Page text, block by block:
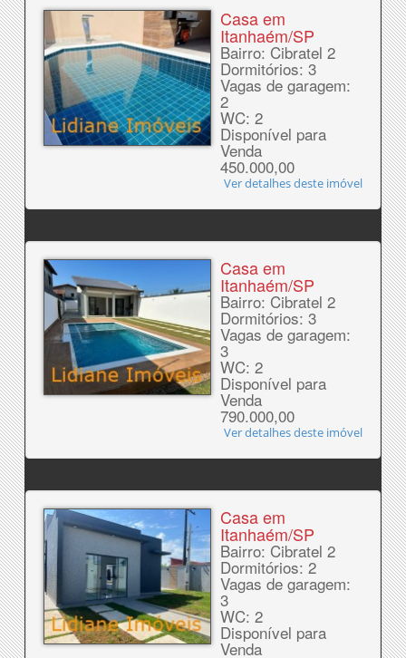
Casa em
Itanhaém/SP
Bairro: Cibratel 2
Dormitórios: 3
Vagas de garagem:
2
WC: 2
Disponível para
Venda
450.000,00
Ver detalhes deste imóvel
Casa em
Itanhaém/SP
Bairro: Cibratel 2
Dormitórios: 3
Vagas de garagem:
3
WC: 2
Disponível para
Venda
790.000,00
Ver detalhes deste imóvel
Casa em
Itanhaém/SP
Bairro: Cibratel 2
Dormitórios: 2
Vagas de garagem:
3
WC: 2
Disponível para
Venda